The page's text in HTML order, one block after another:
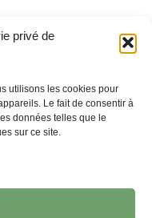
privé de
utilisons les cookies pour
Le fait de consentir à
données telles que le
sur ce site.